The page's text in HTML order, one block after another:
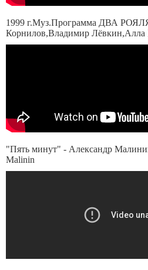
1999 г.Муз.Программа ДВА
Корнилов,Владимир Лёвкин,Алла
"Пять минут" - Александр
Malinin